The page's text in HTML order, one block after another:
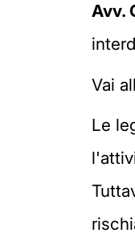
Avv.
Vai
Le